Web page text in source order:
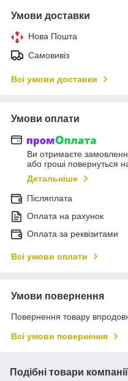
Умови доставки
Нова Пошта
Самовивіз
Всі умови доставки
Умови оплати
Ви отримаєте
або гроші повернуться
Детальніше
Післяплата
Оплата на рахунок
Оплата за реквізитами
Всі умови оплати
Умови повернення
Повернення товару
Всі умови повернення
Подібні товари компанії